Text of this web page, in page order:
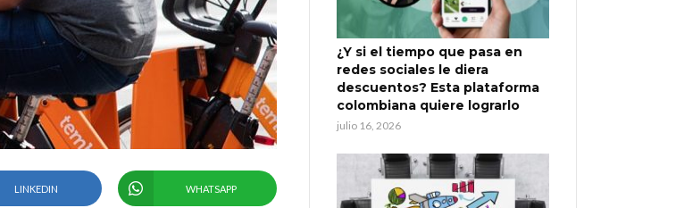
LINKEDIN WHATSAPP
¿Y si el tiempo que pasa en
redes sociales le diera
descuentos? Esta plataforma
colombiana quiere lograrlo
julio 16, 2026